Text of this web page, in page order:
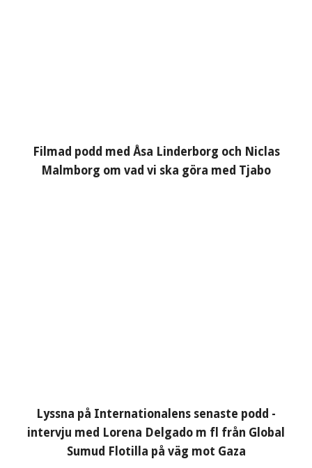
Filmad podd med Åsa Linderborg och Niclas
Malmborg om vad vi ska göra med Tjabo
Lyssna på Internationalens senaste podd -
intervju med Lorena Delgado m fl från Global
Sumud Flotilla på väg mot Gaza